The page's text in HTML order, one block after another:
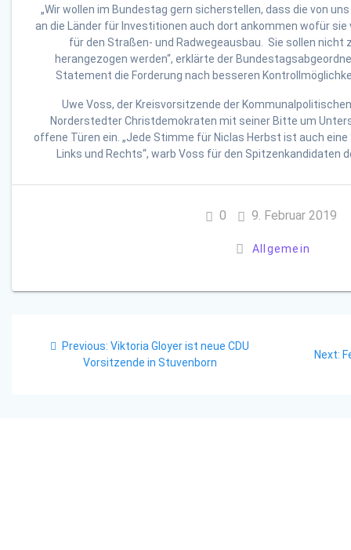
„Wir wollen im Bundestag gern sicherstellen, dass die von
an die Länder für Investitionen auch dort ankommen wofür
für den Straßen- und Radwegeausbau. Sie sollen nicht
herangezogen werden“, erklärte der
Statement die Forderung nach besseren
Uwe Voss, der Kreisvorsitzende der
Norderstedter Christdemokraten mit seiner Bitte um
offene Türen ein. „Jede Stimme für Niclas Herbst ist auch
Links und Rechts“, warb Voss für den Spitzenkandidaten
0 9. Februar 2019
Allgemein
Previous: Previous
post:
Viktoria Gloyer ist neue CDU
Vorsitzende in Stuvenborn
Next: